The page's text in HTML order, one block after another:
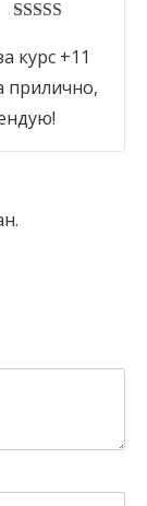
курс +11
прилично,